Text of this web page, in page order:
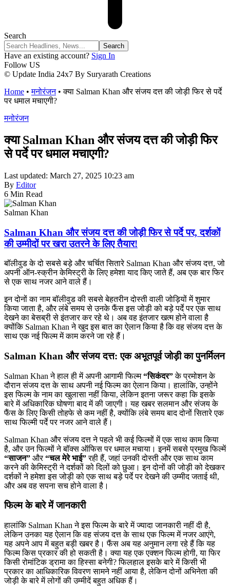
Search
Have an existing account? Sign In
Follow US
© Update India 24x7 By Suryarath Creations
Home •मनोरंजन•क्या Salman Khan और संजय दत्त की जोड़ी फिर से पर्दे
पर धमाल मचाएगी?
मनोरंजन
क्या Salman Khan और संजय दत्त की जोड़ी फिर
से पर्दे पर धमाल मचाएगी?
Last updated: March 27, 2025 10:23 am
By Editor
6 Min Read
Salman Khan
Salman Khan और संजय दत्त की जोड़ी फिर से पर्दे पर, दर्शकों
की उम्मीदों पर खरा उतरने के लिए तैयार!
बॉलीवुड के दो सबसे बड़े और चर्चित सितारे Salman Khan और संजय दत्त, जो
अपनी ऑन-स्क्रीन केमिस्ट्री के लिए हमेशा याद किए जाते हैं, अब एक बार फिर
से एक साथ नजर आने वाले हैं।
इन दोनों का नाम बॉलीवुड की सबसे बेहतरीन दोस्ती वाली जोड़ियों में शुमार
किया जाता है, और लंबे समय से उनके फैंस इस जोड़ी को बड़े पर्दे पर एक साथ
देखने का बेसब्री से इंतजार कर रहे थे। अब वह इंतजार खत्म होने वाला है
क्योंकि Salman Khan ने खुद इस बात का ऐलान किया है कि वह संजय दत्त के
साथ एक नई फिल्म में काम करने जा रहे हैं।
Salman Khan और संजय दत्त: एक अभूतपूर्व जोड़ी का पुनर्मिलन
Salman Khan ने हाल ही में अपनी आगामी फिल्म“सिकंदर”के प्रमोशन के
दौरान संजय दत्त के साथ अपनी नई फिल्म का ऐलान किया। हालांकि, उन्होंने
इस फिल्म के नाम का खुलासा नहीं किया, लेकिन इतना जरूर कहा कि इसके
बारे में अधिकारिक घोषणा बाद में की जाएगी। यह खबर सलमान और संजय के
फैंस के लिए किसी तोहफे से कम नहीं है, क्योंकि लंबे समय बाद दोनों सितारे एक
साथ फिल्मी पर्दे पर नजर आने वाले हैं।
Salman Khan और संजय दत्त ने पहले भी कई फिल्मों में एक साथ काम किया
है, और उन फिल्मों ने बॉक्स ऑफिस पर धमाल मचाया। इनमें सबसे प्रमुख फिल्में
“साजन” और“चल मेरे भाई”रही हैं, जहां उनकी दोस्ती और एक साथ काम
करने की केमिस्ट्री ने दर्शकों को दिलों को छुआ। इन दोनों की जोड़ी को देखकर
दर्शकों ने हमेशा इस जोड़ी को एक साथ बड़े पर्दे पर देखने की उम्मीद जताई थी,
और अब वह सपना सच होने वाला है।
फिल्म के बारे में जानकारी
हालांकि Salman Khan ने इस फिल्म के बारे में ज्यादा जानकारी नहीं दी है,
लेकिन उनका यह ऐलान कि वह संजय दत्त के साथ एक फिल्म में नजर आएंगे,
यह अपने आप में बहुत बड़ी खबर है। फैंस अब यह अनुमान लगा रहे हैं कि यह
फिल्म किस प्रकार की हो सकती है। क्या यह एक एक्शन फिल्म होगी, या फिर
किसी रोमांटिक ड्रामा का हिस्सा बनेगी? फिलहाल इसके बारे में किसी भी
प्रकार का आधिकारिक विवरण सामने नहीं आया है, लेकिन दोनों अभिनेता की
जोड़ी के बारे में लोगों की उम्मीदें बहुत अधिक हैं।